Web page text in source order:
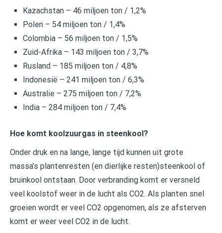
Kazachstan – 46 miljoen ton / 1,2%
Polen – 54 miljoen ton / 1,4%
Colombia – 56 miljoen ton / 1,5%
Zuid-Afrika – 143 miljoen ton / 3,7%
Rusland – 185 miljoen ton / 4,8%
Indonesië – 241 miljoen ton / 6,3%
Australie – 275 miljoen ton / 7,2%
India – 284 miljoen ton / 7,4%
Hoe komt koolzuurgas in steenkool?
Onder druk en na lange, lange tijd kunnen uit grote
massa’s plantenresten (en dierlijke resten)steenkool of
bruinkool ontstaan. Door verbranding komt er versneld
veel koolstof weer in de lucht als CO2. Als planten snel
groeien wordt er veel CO2 opgenomen, als ze afsterven
komt er weer veel CO2 in de lucht.